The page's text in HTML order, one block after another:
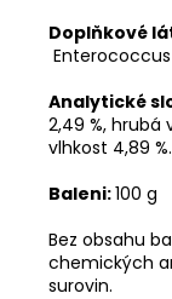
Doplňkové
Enterococcus
Analytické
2,49 %, hrubá
vlhkost 4,89 %.
Baleni:100 g
Bez obsahu
chemických
surovin.